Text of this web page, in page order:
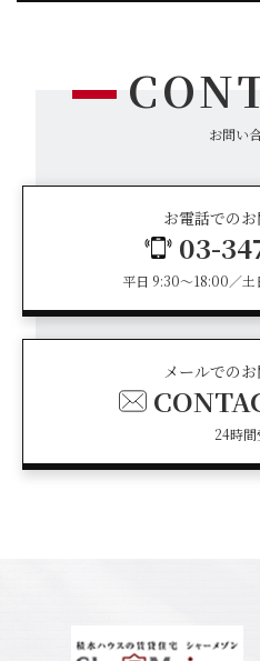
お問い
お電話での
03-
平日 9:30～18:00／
メールでの
24時